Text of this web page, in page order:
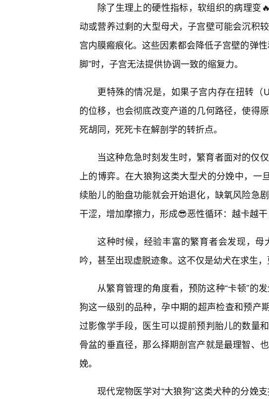
除了生理上的硬性指标，软组织的病理变
动或营养过剩的大型母犬，子宫壁可能会沉积
宫内膜瘢痕化。这些因素都会降低子宫壁的弹
脚”时，子宫无法提供协调一致的缩复力。
更特殊的情况是，如果子宫内存在扭转（
的位移，也会彻底改变产道的几何路径，使得
死胡同，死死卡在解剖学的转折点。
当这种危急时刻发生时，繁育者面对的仅
上的博弈。在大狼狗这类大型犬的分娩中，
续胎儿的胎盘功能就会开始退化，缺氧风险急
干涩，增加摩擦力，形成😎恶性循环：越卡越干
这种时候，经验丰富的繁育者会发现，
吟，甚至出现虚脱迹象。这不仅是幼犬在求生
从繁育管理的角度看，预防这种“卡顿”的
狗这一级别的品种，孕中期的超声检查和预产
过影像学手段，医生可以提前预判胎儿的数量
骨盆的垂直径，那么择期剖宫产就是最理智、
娩。
现代宠物医学对“大狼狗”这类犬种的分娩